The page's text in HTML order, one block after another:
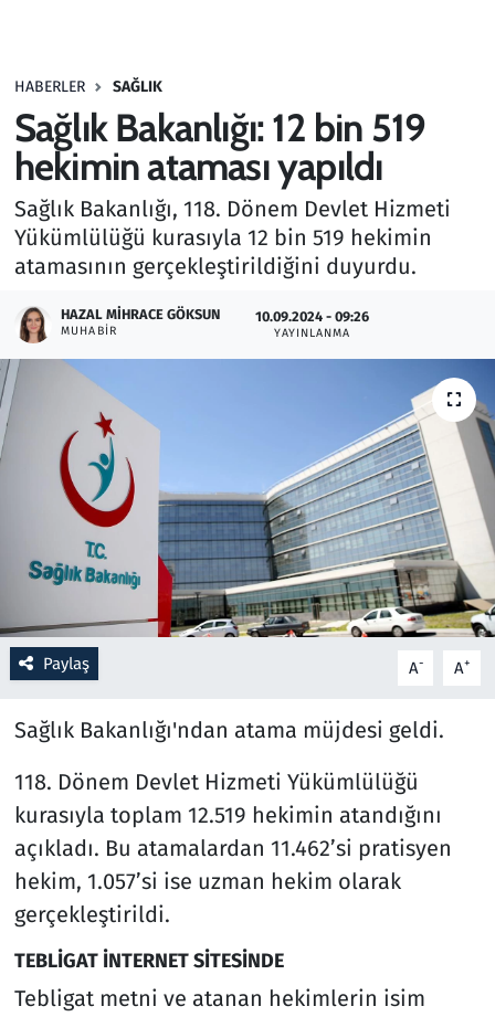
HABERLER SAĞLIK
Sağlık Bakanlığı: 12 bin 519
hekimin ataması yapıldı
Sağlık Bakanlığı, 118. Dönem Devlet Hizmeti
Yükümlülüğü kurasıyla 12 bin 519 hekimin
atamasının gerçekleştirildiğini duyurdu.
HAZAL MIHRACE GÖKSUN
MUHABIR
10.09.2024 - 09:26
YAYINLANMA
Paylaş A- A+
Sağlık Bakanlığı'ndan atama müjdesi geldi.
118. Dönem Devlet Hizmeti Yükümlülüğü
kurasıyla toplam 12.519 hekimin atandığını
açıkladı. Bu atamalardan 11.462’si pratisyen
hekim, 1.057’si ise uzman hekim olarak
gerçekleştirildi.
TEBLİGAT İNTERNET SİTESİNDE
Tebligat metni ve atanan hekimlerin isim
Haber
Kültür Sanat
Kurumsal Haberler
Lezzet Durağı
Memur ve Kamu
Otomobil
Oyun
Ramazan
Resmi İlanlar
Rüya Tabirleri
Sağlık
Savunma Sanayi
Seçim 2023
Spor
Teknoloji ve Bilim